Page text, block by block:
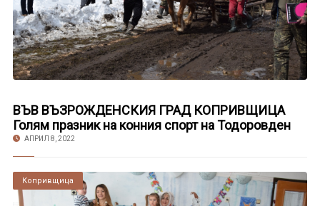
ВЪВ ВЪЗРОЖДЕНСКИЯ ГРАД КОПРИВЩИЦА
Голям празник на конния спорт на Тодоровден
АПРИЛ 8, 2022
Копривщица